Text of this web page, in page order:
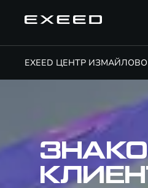
EXEED ЦЕНТР ИЗМАЙЛОВО